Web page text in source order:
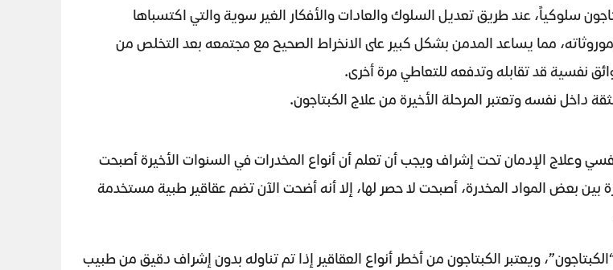
سلوكياً، عند طريق تعديل السلوك والعادات والأفكار الغير سوية والتي اكتسباها
مما يساعد المدمن بشكل كبير على الانخراط الصحيح مع مجتمعه بعد التخلص من
نفسية قد تقابله وتدفعه للتعاطي مرة أخرى.
داخل نفسه وتعتبر المرحلة الأخيرة من علاج الكبتاجون.
الإدمان تحت إشراف ويجب أن تعلم أن أنواع المخدرات في السنوات الأخيرة أصبحت
بين بعض المواد المخدرة، أصبحت لا حصر لها، إلا أنه أضحت الآن تضم عقاقير طبية مستخدمة
ويعتبر الكبتاجون من أخطر أنواع العقاقير إذا تم تناوله بدون إشراف دقيق من طبيب